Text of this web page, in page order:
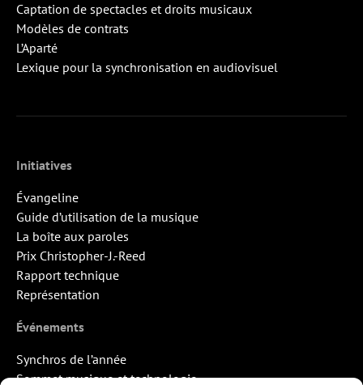
Captation de spectacles et droits musicaux
Modèles de contrats
L’Aparté
Lexique pour la synchronisation en audiovisuel
Initiatives
Évangeline
Guide d’utilisation de la musique
La boîte aux paroles
Prix Christopher-J.-Reed
Rapport technique
Représentation
Événements
Synchros de l’année
Sommet musique et technologie